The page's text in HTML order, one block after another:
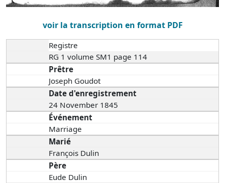
voir la transcription en format PDF
Registre
RG 1 volume SM1 page 114
Prêtre
Joseph Goudot
Date d'enregistrement
24 November 1845
Événement
Marriage
Marié
François Dulin
Père
Eude Dulin